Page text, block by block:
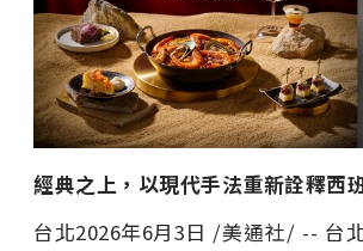
經典之上，以現代⼿法重新詮釋西
台北2026年6月3日 /美通社/ -- 台